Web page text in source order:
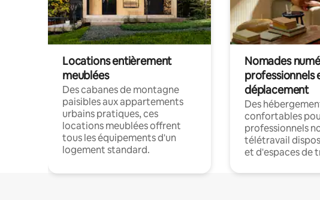
Locations entièrement
meublées
Des cabanes de montagne
paisibles aux appartements
urbains pratiques, ces
locations meublées offrent
tous les équipements d'un
logement standard.
Nomades
professionnels
déplacement
Des
confortables
professionnels
télétravail
et d'espaces de